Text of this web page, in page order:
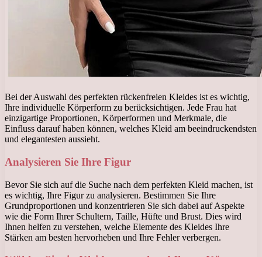
Bei der Auswahl des perfekten rückenfreien Kleides ist es wichtig,
Ihre individuelle Körperform zu berücksichtigen. Jede Frau hat
einzigartige Proportionen, Körperformen und Merkmale, die
Einfluss darauf haben können, welches Kleid am beeindruckendsten
und elegantesten aussieht.
Analysieren Sie Ihre Figur
Bevor Sie sich auf die Suche nach dem perfekten Kleid machen, ist
es wichtig, Ihre Figur zu analysieren. Bestimmen Sie Ihre
Grundproportionen und konzentrieren Sie sich dabei auf Aspekte
wie die Form Ihrer Schultern, Taille, Hüfte und Brust. Dies wird
Ihnen helfen zu verstehen, welche Elemente des Kleides Ihre
Stärken am besten hervorheben und Ihre Fehler verbergen.